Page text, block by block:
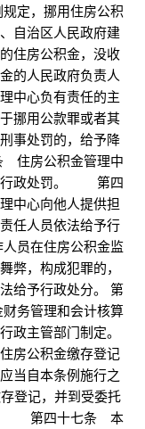
，挪用住房公积
自治区人民政府建
住房公积金，没收
的人民政府负责人
中心负有责任的主
挪用公款罪或者其
事处罚的，给予降
房公积金管理中
行政处罚。 第四
中心向他人提供担
任人员依法给予行
在住房公积金监
弊，构成犯罪的，
给予行政处分。 第
管理和会计核算
政主管部门制定。
公积金缴存登记
当自本条例施行之
登记，并到受委托
。 第四十七条 本